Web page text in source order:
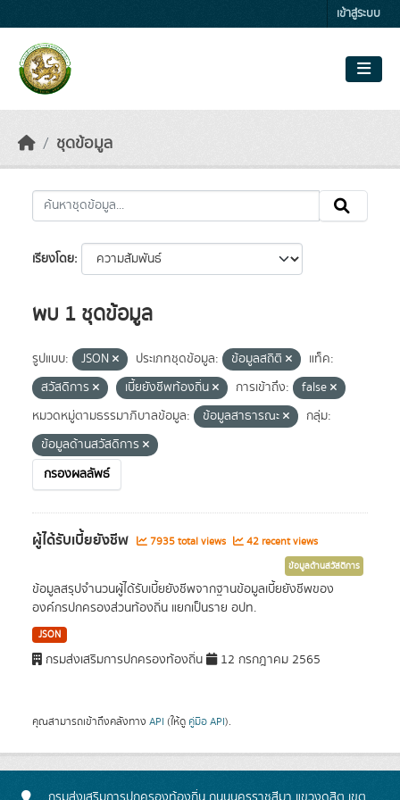
เข้าสู่ระบบ
ชุดข้อมูล
เรียงโดย
พบ 1 ชุดข้อมูล
รูปแบบ: JSON ประเภทชุดข้อมูล: ข้อมูลสถิติ
แท็ค:
สวัสดิการ
เบี้ยยังชีพท้องถิ่น การเข้าถึง:
false
หมวดหมู่ตามธรรมาภิบาลข้อมูล:
ข้อมูลสาธารณะ
กลุ่ม:
ข้อมูลด้านสวัสดิการ
กรองผลลัพธ์
ผู้ได้รับเบี้ยยังชีพ 7935 total views 42 recent views
ข้อมูลด้านสวัสดิการ
ข้อมูลสรุปจำนวนผู้ได้รับเบี้ยยังชีพจากฐานข้อมูลเบี้ยยังชีพของ
องค์กรปกครองส่วนท้องถิ่น แยกเป็นราย อปท.
JSON
กรมส่งเสริมการปกครองท้องถิ่น 12 กรกฎาคม 2565
คุณสามารถเข้าถึงคลังทาง API (ให้ดู คู่มือ API).